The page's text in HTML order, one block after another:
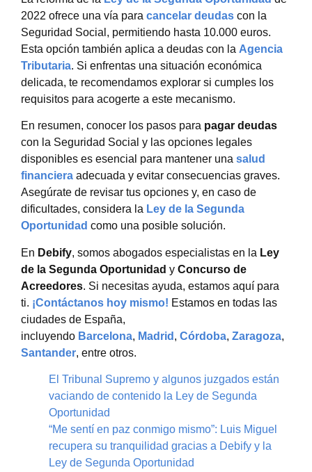
2022 ofrece una vía para cancelar deudas con la
Seguridad Social, permitiendo hasta 10.000 euros.
Esta opción también aplica a deudas con la Agencia
Tributaria. Si enfrentas una situación económica
delicada, te recomendamos explorar si cumples los
requisitos para acogerte a este mecanismo.
En resumen, conocer los pasos para pagar deudas
con la Seguridad Social y las opciones legales
disponibles es esencial para mantener una salud
financiera adecuada y evitar consecuencias graves.
Asegúrate de revisar tus opciones y, en caso de
dificultades, considera la Ley de la Segunda
Oportunidad como una posible solución.
En Debify, somos abogados especialistas en la Ley
de la Segunda Oportunidad y Concurso de
Acreedores. Si necesitas ayuda, estamos aquí para
ti. ¡Contáctanos hoy mismo! Estamos en todas las
ciudades de España,
incluyendo Barcelona, Madrid , Córdoba, Zaragoza,
Santander, entre otros.
El Tribunal Supremo y algunos juzgados están
vaciando de contenido la Ley de Segunda
Oportunidad
“Me sentí en paz conmigo mismo”: Luis Miguel
recupera su tranquilidad gracias a Debify y la
Ley de Segunda Oportunidad